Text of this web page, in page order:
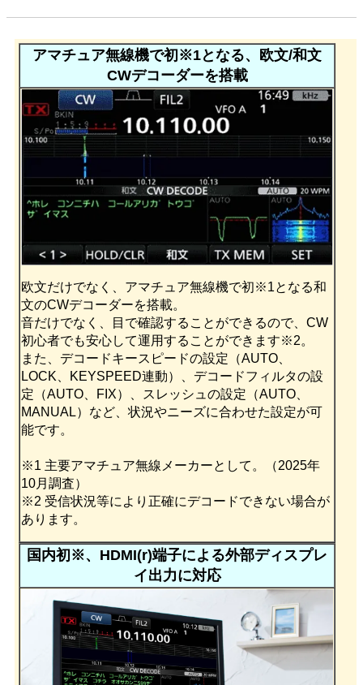
アマチュア無線機で初※1となる、欧文/和文
CWデコーダーを搭載
欧文だけでなく、アマチュア無線機で初※1となる和
文のCWデコーダーを搭載。
音だけでなく、目で確認することができるので、CW
初心者でも安心して運用することができます※2。
また、デコードキースピードの設定（AUTO、
LOCK、KEYSPEED連動）、デコードフィルタの設
定（AUTO、FIX）、スレッシュの設定（AUTO、
MANUAL）など、状況やニーズに合わせた設定が可
能です。
※1 主要アマチュア無線メーカーとして。（2025年
10月調査）
※2 受信状況等により正確にデコードできない場合が
あります。
国内初※、HDMI(r)端子による外部ディスプレ
イ出力に対応